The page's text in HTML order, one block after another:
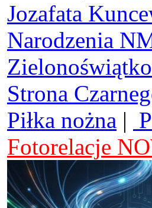
Jozafata
Narodzenia
Strona
Piłka nożna |
Fotorelacje